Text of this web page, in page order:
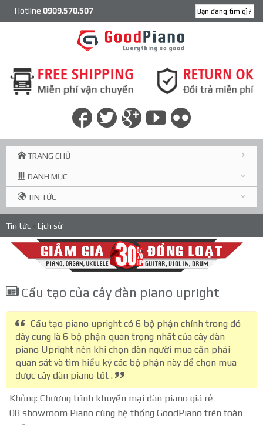
Hotline 0909.570.507
TRANG CHỦ
DANH MỤC
TIN TỨC
Tin tức » Lịch sử
Cấu tạo của cây đàn piano upright
Cấu tạo piano upright có 6 bộ phận chính trong đó
đây cung là 6 bộ phận quan trọng nhất của cây đàn
piano Upright nên khi chọn đàn người mua cần phải
quan sát và tìm hiểu kỹ các bộ phận này để chọn mua
được cây đàn piano tốt .
Khủng: Chương trình khuyến mại đàn piano giá rẻ
08 showroom Piano cùng hệ thống GoodPiano trên toàn